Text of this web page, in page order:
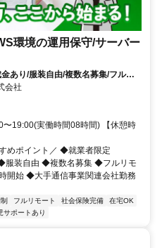
環境の運用保守/サーバー
あり/服装自由/複数名募集/フルリ
大手通信事業関連会社勤務
会社
〜19:00(実働時間08時間) 【休憩時
めポイント／ ◆就業者限定
服装自由 ◆複数名募集 ◆フルリモ
開始 ◆大手通信事業関連会社勤務
フルリモート 社会保険完備
在宅OK
サポートあり